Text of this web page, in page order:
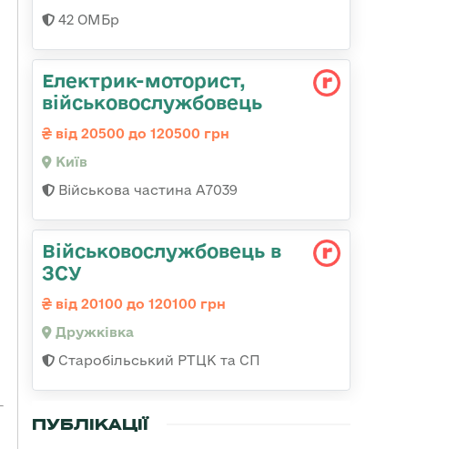
42 ОМБр
Електрик-моторист,
військовослужбовець
від 20500 до 120500 грн
Київ
Військова частина А7039
Військовослужбовець в
ЗСУ
від 20100 до 120100 грн
Дружківка
Старобільський РТЦК та СП
ПУБЛІКАЦІЇ